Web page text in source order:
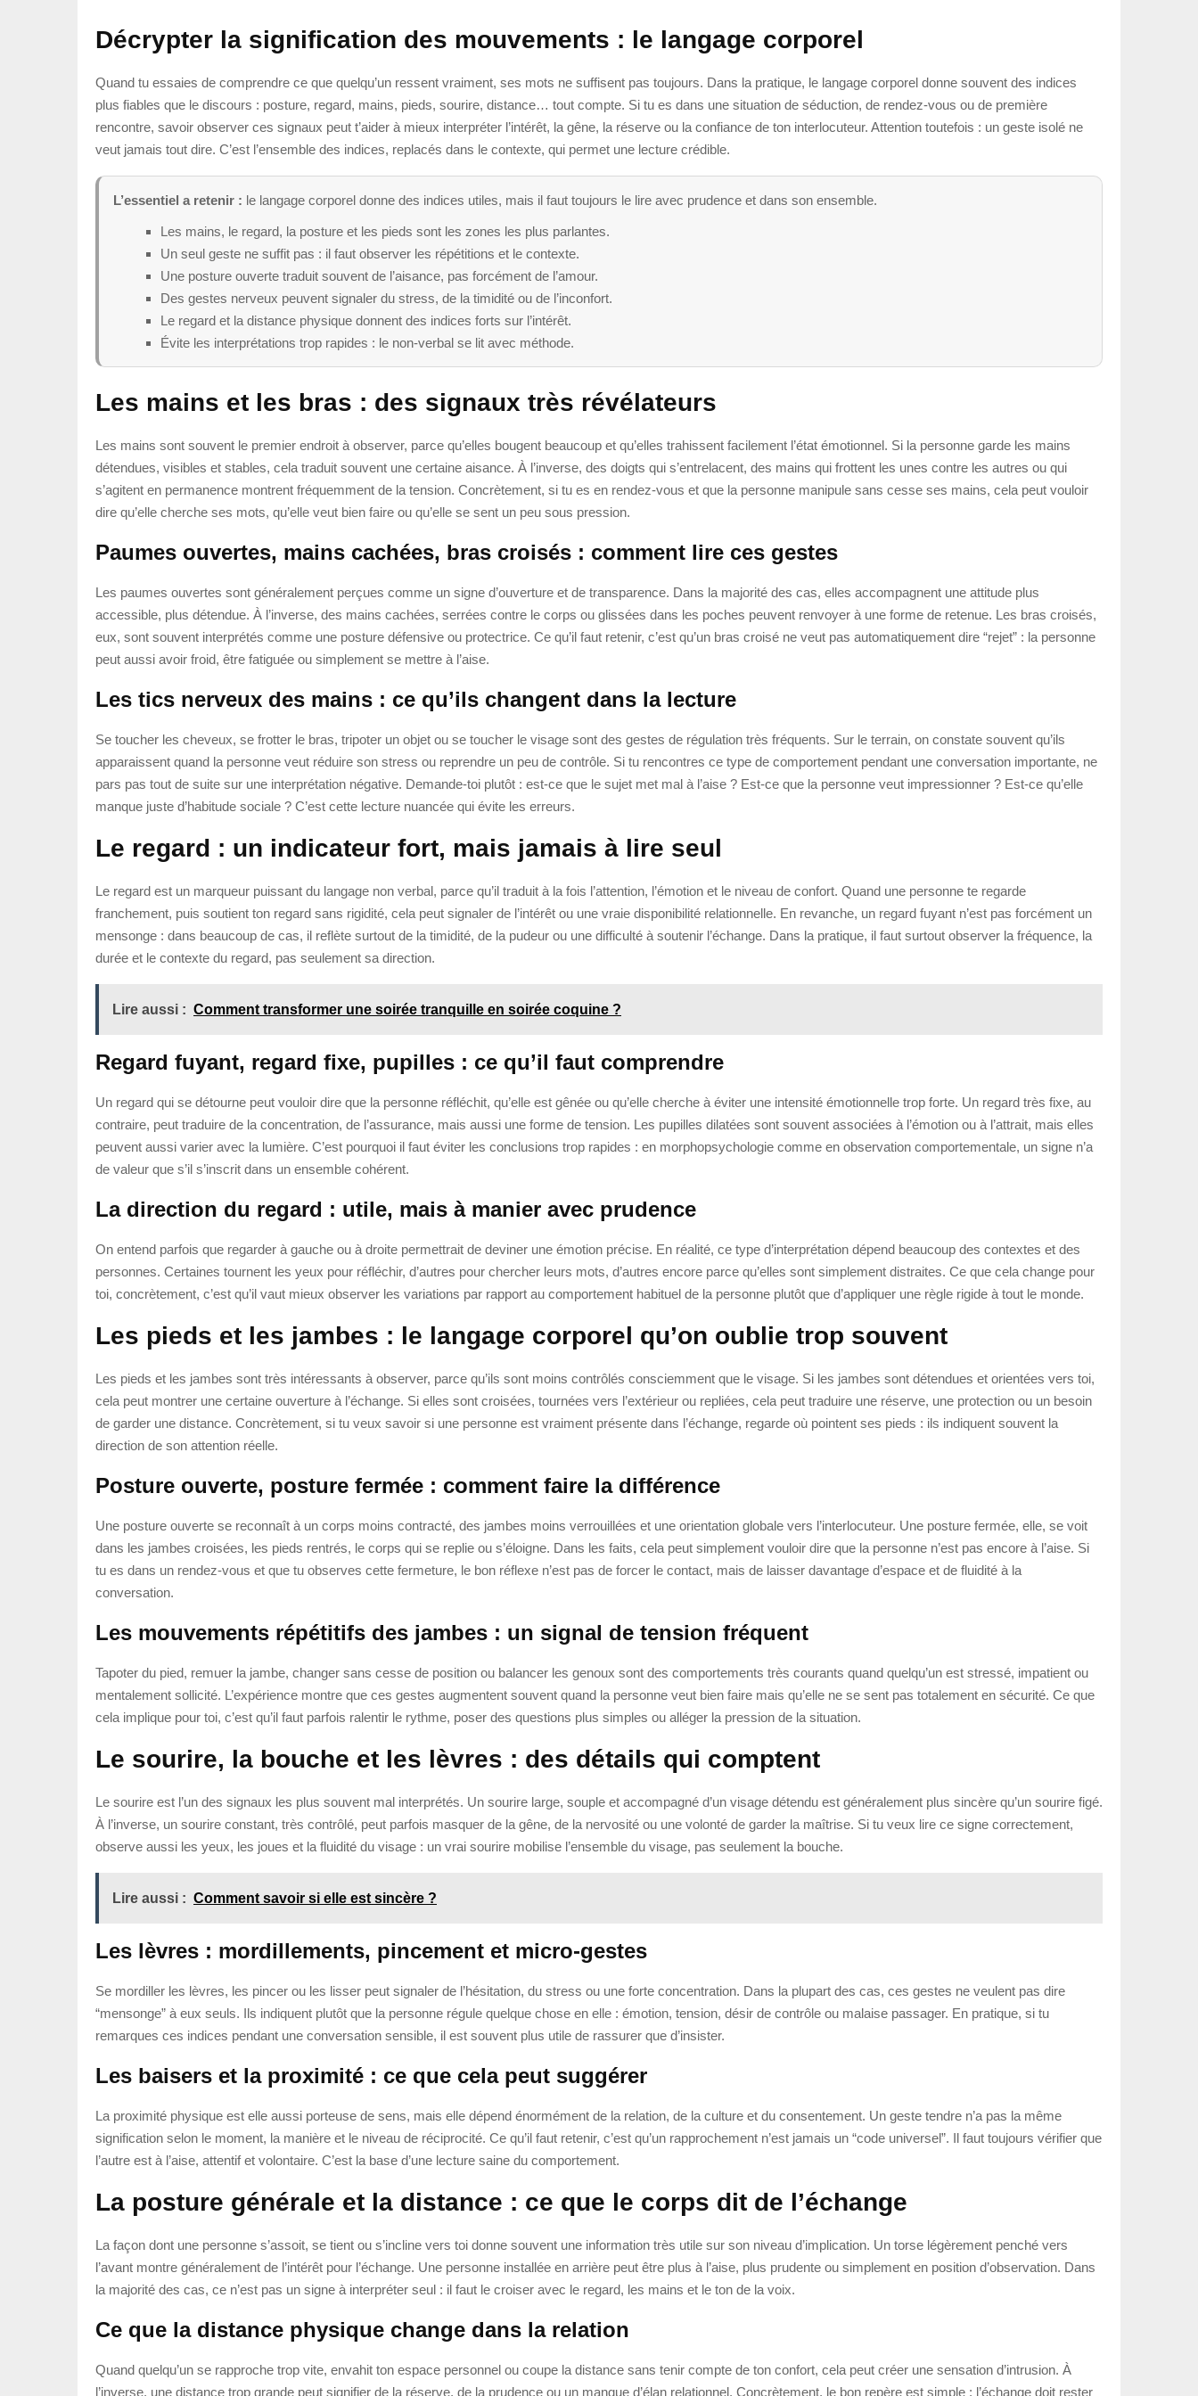
Décrypter la signification des mouvements : le langage corporel
Quand tu essaies de comprendre ce que quelqu’un ressent vraiment, ses mots ne suffisent pas toujours. Dans la pratique, le langage corporel donne souvent des indices
plus fiables que le discours : posture, regard, mains, pieds, sourire, distance… tout compte. Si tu es dans une situation de séduction, de rendez-vous ou de première
rencontre, savoir observer ces signaux peut t’aider à mieux interpréter l’intérêt, la gêne, la réserve ou la confiance de ton interlocuteur. Attention toutefois : un geste isolé ne
veut jamais tout dire. C’est l’ensemble des indices, replacés dans le contexte, qui permet une lecture crédible.
L’essentiel a retenir : le langage corporel donne des indices utiles, mais il faut toujours le lire avec prudence et dans son ensemble.
Les mains, le regard, la posture et les pieds sont les zones les plus parlantes.
Un seul geste ne suffit pas : il faut observer les répétitions et le contexte.
Une posture ouverte traduit souvent de l’aisance, pas forcément de l’amour.
Des gestes nerveux peuvent signaler du stress, de la timidité ou de l’inconfort.
Le regard et la distance physique donnent des indices forts sur l’intérêt.
Évite les interprétations trop rapides : le non-verbal se lit avec méthode.
Les mains et les bras : des signaux très révélateurs
Les mains sont souvent le premier endroit à observer, parce qu’elles bougent beaucoup et qu’elles trahissent facilement l’état émotionnel. Si la personne garde les mains
détendues, visibles et stables, cela traduit souvent une certaine aisance. À l’inverse, des doigts qui s’entrelacent, des mains qui frottent les unes contre les autres ou qui
s’agitent en permanence montrent fréquemment de la tension. Concrètement, si tu es en rendez-vous et que la personne manipule sans cesse ses mains, cela peut vouloir
dire qu’elle cherche ses mots, qu’elle veut bien faire ou qu’elle se sent un peu sous pression.
Paumes ouvertes, mains cachées, bras croisés : comment lire ces gestes
Les paumes ouvertes sont généralement perçues comme un signe d’ouverture et de transparence. Dans la majorité des cas, elles accompagnent une attitude plus
accessible, plus détendue. À l’inverse, des mains cachées, serrées contre le corps ou glissées dans les poches peuvent renvoyer à une forme de retenue. Les bras croisés,
eux, sont souvent interprétés comme une posture défensive ou protectrice. Ce qu’il faut retenir, c’est qu’un bras croisé ne veut pas automatiquement dire “rejet” : la personne
peut aussi avoir froid, être fatiguée ou simplement se mettre à l’aise.
Les tics nerveux des mains : ce qu’ils changent dans la lecture
Se toucher les cheveux, se frotter le bras, tripoter un objet ou se toucher le visage sont des gestes de régulation très fréquents. Sur le terrain, on constate souvent qu’ils
apparaissent quand la personne veut réduire son stress ou reprendre un peu de contrôle. Si tu rencontres ce type de comportement pendant une conversation importante, ne
pars pas tout de suite sur une interprétation négative. Demande-toi plutôt : est-ce que le sujet met mal à l’aise ? Est-ce que la personne veut impressionner ? Est-ce qu’elle
manque juste d’habitude sociale ? C’est cette lecture nuancée qui évite les erreurs.
Le regard : un indicateur fort, mais jamais à lire seul
Le regard est un marqueur puissant du langage non verbal, parce qu’il traduit à la fois l’attention, l’émotion et le niveau de confort. Quand une personne te regarde
franchement, puis soutient ton regard sans rigidité, cela peut signaler de l’intérêt ou une vraie disponibilité relationnelle. En revanche, un regard fuyant n’est pas forcément un
mensonge : dans beaucoup de cas, il reflète surtout de la timidité, de la pudeur ou une difficulté à soutenir l’échange. Dans la pratique, il faut surtout observer la fréquence, la
durée et le contexte du regard, pas seulement sa direction.
Lire aussi : Comment transformer une soirée tranquille en soirée coquine ?
Regard fuyant, regard fixe, pupilles : ce qu’il faut comprendre
Un regard qui se détourne peut vouloir dire que la personne réfléchit, qu’elle est gênée ou qu’elle cherche à éviter une intensité émotionnelle trop forte. Un regard très fixe, au
contraire, peut traduire de la concentration, de l’assurance, mais aussi une forme de tension. Les pupilles dilatées sont souvent associées à l’émotion ou à l’attrait, mais elles
peuvent aussi varier avec la lumière. C’est pourquoi il faut éviter les conclusions trop rapides : en morphopsychologie comme en observation comportementale, un signe n’a
de valeur que s’il s’inscrit dans un ensemble cohérent.
La direction du regard : utile, mais à manier avec prudence
On entend parfois que regarder à gauche ou à droite permettrait de deviner une émotion précise. En réalité, ce type d’interprétation dépend beaucoup des contextes et des
personnes. Certaines tournent les yeux pour réfléchir, d’autres pour chercher leurs mots, d’autres encore parce qu’elles sont simplement distraites. Ce que cela change pour
toi, concrètement, c’est qu’il vaut mieux observer les variations par rapport au comportement habituel de la personne plutôt que d’appliquer une règle rigide à tout le monde.
Les pieds et les jambes : le langage corporel qu’on oublie trop souvent
Les pieds et les jambes sont très intéressants à observer, parce qu’ils sont moins contrôlés consciemment que le visage. Si les jambes sont détendues et orientées vers toi,
cela peut montrer une certaine ouverture à l’échange. Si elles sont croisées, tournées vers l’extérieur ou repliées, cela peut traduire une réserve, une protection ou un besoin
de garder une distance. Concrètement, si tu veux savoir si une personne est vraiment présente dans l’échange, regarde où pointent ses pieds : ils indiquent souvent la
direction de son attention réelle.
Posture ouverte, posture fermée : comment faire la différence
Une posture ouverte se reconnaît à un corps moins contracté, des jambes moins verrouillées et une orientation globale vers l’interlocuteur. Une posture fermée, elle, se voit
dans les jambes croisées, les pieds rentrés, le corps qui se replie ou s’éloigne. Dans les faits, cela peut simplement vouloir dire que la personne n’est pas encore à l’aise. Si
tu es dans un rendez-vous et que tu observes cette fermeture, le bon réflexe n’est pas de forcer le contact, mais de laisser davantage d’espace et de fluidité à la
conversation.
Les mouvements répétitifs des jambes : un signal de tension fréquent
Tapoter du pied, remuer la jambe, changer sans cesse de position ou balancer les genoux sont des comportements très courants quand quelqu’un est stressé, impatient ou
mentalement sollicité. L’expérience montre que ces gestes augmentent souvent quand la personne veut bien faire mais qu’elle ne se sent pas totalement en sécurité. Ce que
cela implique pour toi, c’est qu’il faut parfois ralentir le rythme, poser des questions plus simples ou alléger la pression de la situation.
Le sourire, la bouche et les lèvres : des détails qui comptent
Le sourire est l’un des signaux les plus souvent mal interprétés. Un sourire large, souple et accompagné d’un visage détendu est généralement plus sincère qu’un sourire figé.
À l’inverse, un sourire constant, très contrôlé, peut parfois masquer de la gêne, de la nervosité ou une volonté de garder la maîtrise. Si tu veux lire ce signe correctement,
observe aussi les yeux, les joues et la fluidité du visage : un vrai sourire mobilise l’ensemble du visage, pas seulement la bouche.
Lire aussi : Comment savoir si elle est sincère ?
Les lèvres : mordillements, pincement et micro-gestes
Se mordiller les lèvres, les pincer ou les lisser peut signaler de l’hésitation, du stress ou une forte concentration. Dans la plupart des cas, ces gestes ne veulent pas dire
“mensonge” à eux seuls. Ils indiquent plutôt que la personne régule quelque chose en elle : émotion, tension, désir de contrôle ou malaise passager. En pratique, si tu
remarques ces indices pendant une conversation sensible, il est souvent plus utile de rassurer que d’insister.
Les baisers et la proximité : ce que cela peut suggérer
La proximité physique est elle aussi porteuse de sens, mais elle dépend énormément de la relation, de la culture et du consentement. Un geste tendre n’a pas la même
signification selon le moment, la manière et le niveau de réciprocité. Ce qu’il faut retenir, c’est qu’un rapprochement n’est jamais un “code universel”. Il faut toujours vérifier que
l’autre est à l’aise, attentif et volontaire. C’est la base d’une lecture saine du comportement.
La posture générale et la distance : ce que le corps dit de l’échange
La façon dont une personne s’assoit, se tient ou s’incline vers toi donne souvent une information très utile sur son niveau d’implication. Un torse légèrement penché vers
l’avant montre généralement de l’intérêt pour l’échange. Une personne installée en arrière peut être plus à l’aise, plus prudente ou simplement en position d’observation. Dans
la majorité des cas, ce n’est pas un signe à interpréter seul : il faut le croiser avec le regard, les mains et le ton de la voix.
Ce que la distance physique change dans la relation
Quand quelqu’un se rapproche trop vite, envahit ton espace personnel ou coupe la distance sans tenir compte de ton confort, cela peut créer une sensation d’intrusion. À
l’inverse, une distance trop grande peut signifier de la réserve, de la prudence ou un manque d’élan relationnel. Concrètement, le bon repère est simple : l’échange doit rester